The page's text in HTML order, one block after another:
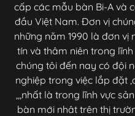
cấp các mẫu bàn Bi-A và
đầu Việt Nam. Đơn vị
những năm 1990 là đơn vị
tín và thâm niên trong
chúng tôi đến nay có đội
nghiệp trong việc lắp đặt
,,,nhất là trong lĩnh vực
bàn mới nhât trên thị